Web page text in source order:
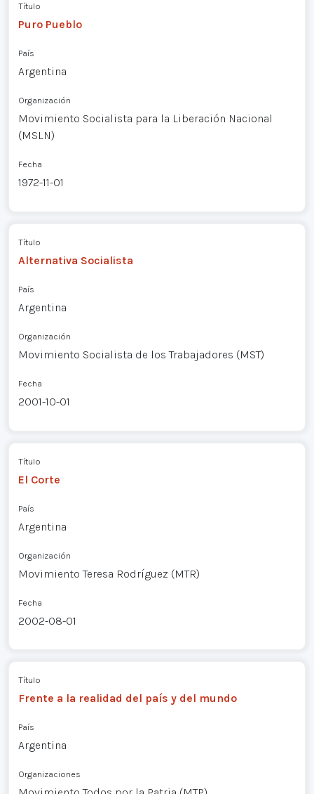
Título
Puro Pueblo
País
Argentina
Organización
Movimiento Socialista para la Liberación Nacional
(MSLN)
Fecha
1972-11-01
Título
Alternativa Socialista
País
Argentina
Organización
Movimiento Socialista de los Trabajadores (MST)
Fecha
2001-10-01
Título
El Corte
País
Argentina
Organización
Movimiento Teresa Rodríguez (MTR)
Fecha
2002-08-01
Título
Frente a la realidad del país y del mundo
País
Argentina
Organizaciones